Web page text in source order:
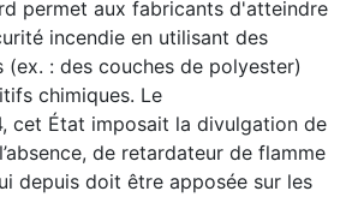
permet aux fabricants d'atteindre
incendie en utilisant des
(ex. : des couches de polyester)
chimiques. Le
cet État imposait la divulgation de
de retardateur de flamme
depuis doit être apposée sur les